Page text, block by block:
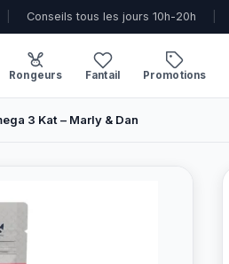
Conseils tous les jours 10h-20h
Rongeurs Fantail Promotions
3 Kat – Marly & Dan